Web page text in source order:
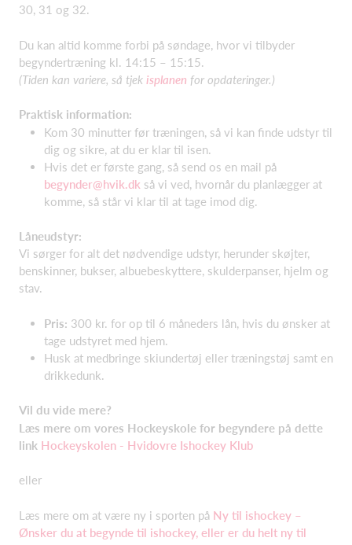
30, 31 og 32.
Du kan altid komme forbi på søndage, hvor vi tilbyder
begyndertræning kl. 14:15 – 15:15.
(Tiden kan variere, så tjek isplanen for opdateringer.)
Praktisk information:
Kom 30 minutter før træningen, så vi kan finde udstyr til
dig og sikre, at du er klar til isen.
Hvis det er første gang, så send os en mail på
begynder@hvik.dk så vi ved, hvornår du planlægger at
komme, så står vi klar til at tage imod dig.
Låneudstyr:
Vi sørger for alt det nødvendige udstyr, herunder skøjter,
benskinner, bukser, albuebeskyttere, skulderpanser, hjelm og
stav.
Pris: 300 kr. for op til 6 måneders lån, hvis du ønsker at
tage udstyret med hjem.
Husk at medbringe skiundertøj eller træningstøj samt en
drikkedunk.
Vil du vide mere?
Læs mere om vores Hockeyskole for begyndere på dette
link Hockeyskolen - Hvidovre Ishockey Klub
eller
Læs mere om at være ny i sporten på Ny til ishockey –
Ønsker du at begynde til ishockey, eller er du helt ny til